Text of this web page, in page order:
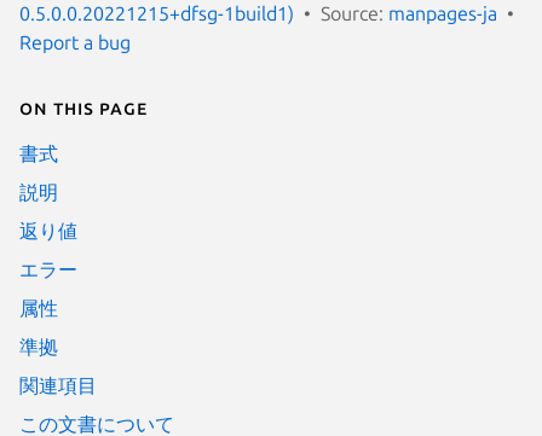
0.5.0.0.20221215+dfsg-1build1)
Source: manpages-ja
Report a bug
On this page
書式
説明
返り値
エラー
属性
準拠
関連項目
この文書について